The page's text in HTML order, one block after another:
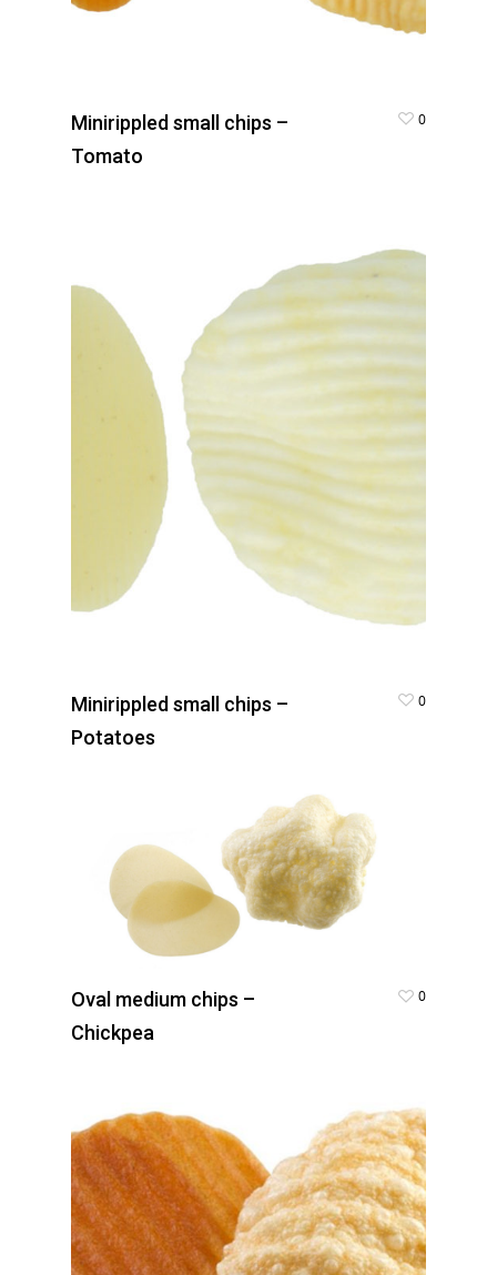
Minirippled small chips –
Tomato
0
Minirippled small chips –
Potatoes
0
Oval medium chips –
Chickpea
0